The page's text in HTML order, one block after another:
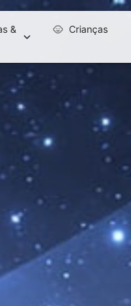
&
child_care Crianças